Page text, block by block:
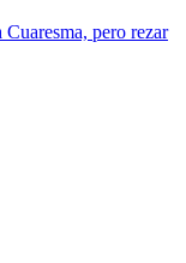
pero rezar